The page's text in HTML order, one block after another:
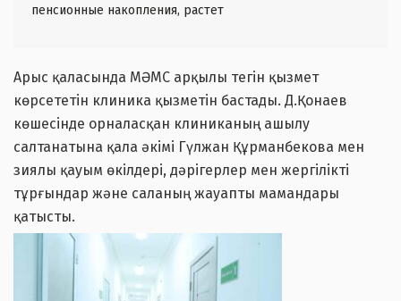
пенсионные накопления, растет
Арыс қаласында МӘМС арқылы тегін қызмет
көрсететін клиника қызметін бастады. Д.Қонаев
көшесінде орналасқан клиниканың ашылу
салтанатына қала әкімі Гүлжан Құрманбекова мен
зиялы қауым өкілдері, дәрігерлер мен жергілікті
тұрғындар және саланың жауапты мамандары
қатысты.